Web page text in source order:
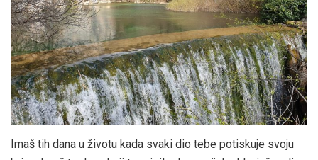
Imaš tih dana u životu kada svaki dio tebe potiskuje svoju